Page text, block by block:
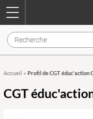
Accueil » Profil de CGT éduc'action
CGT